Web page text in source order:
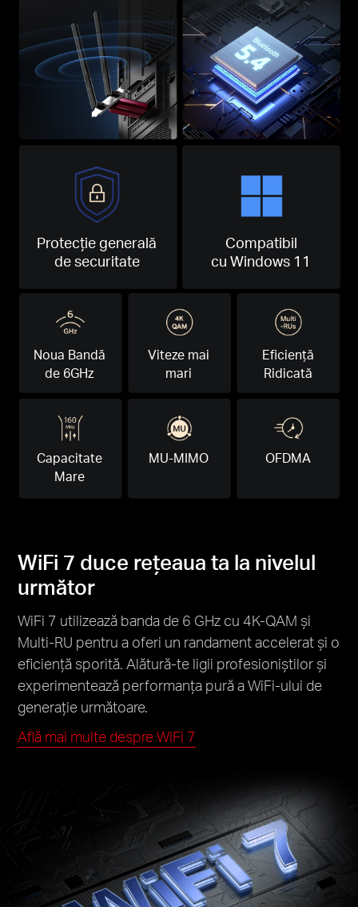
Protecție generală
de securitate
Compatibil
cu Windows 11
Noua Bandă
de 6GHz
Viteze mai
mari
Eficiență
Ridicată
Capacitate
Mare
MU-MIMO OFDMA
WiFi 7 duce rețeaua ta la nivelul
următor
WiFi 7 utilizează banda de 6 GHz cu 4K-QAM și
Multi-RU pentru a oferi un randament accelerat și o
eficiență sporită. Alătură-te ligii profesioniștilor și
experimentează performanța pură a WiFi-ului de
generație următoare.
Află mai multe despre WiFi 7